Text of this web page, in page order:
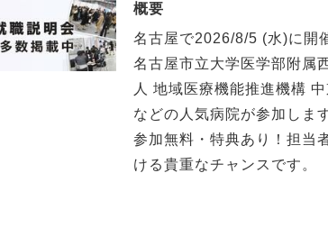
概要
名古屋で2026/8/5 (水)に開
名古屋市立大学医学部附属
人 地域医療機能推進機構
などの人気病院が参加します
参加無料・特典あり！担当
ける貴重なチャンスです。